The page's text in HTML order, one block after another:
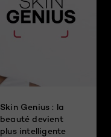
Skin Genius : la
beauté devient
plus intelligente